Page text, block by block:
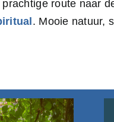
route naar
. Mooie natuur,